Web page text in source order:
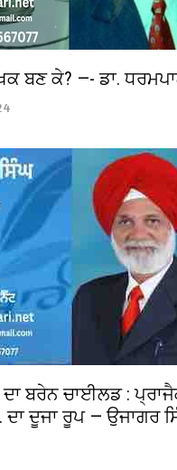
ਬਣ ਕੇ? —- ਡਾ.
ਬਰੇਨ ਚਾਈਲਡ :
ਦੂਜਾ ਰੂਪ — ਉਜਾਗਰ